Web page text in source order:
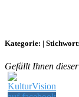
Kategorie: | Stichwort:
Gefällt Ihnen